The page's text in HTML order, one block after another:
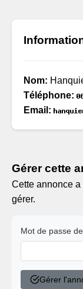
Nom:
Téléphone:
Email:
Gérer cette
Cette annonce
gérer.
Mot de passe
Gérer